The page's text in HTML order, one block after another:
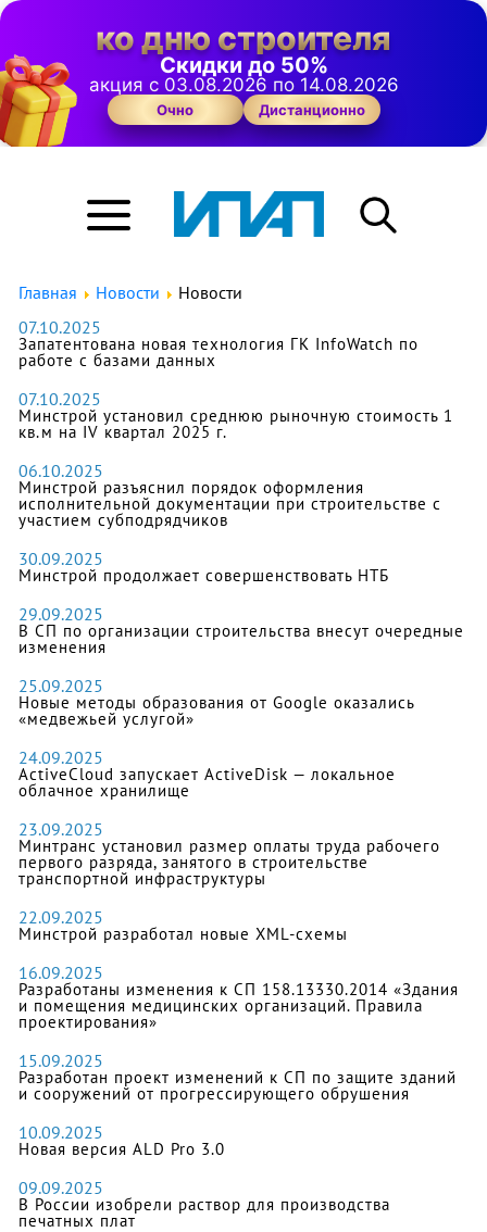
ко дню строителя
Скидки до 50%
акция с 03.08.2026 по 14.08.2026
Очно Дистанционно
Главная Новости
Новости
07.10.2025
Запатентована новая технология ГК InfoWatch по
работе с базами данных
07.10.2025
Минстрой установил среднюю рыночную стоимость 1
кв.м на IV квартал 2025 г.
06.10.2025
Минстрой разъяснил порядок оформления
исполнительной документации при строительстве с
участием субподрядчиков
30.09.2025
Минстрой продолжает совершенствовать НТБ
29.09.2025
В СП по организации строительства внесут очередные
изменения
25.09.2025
Новые методы образования от Google оказались
«медвежьей услугой»
24.09.2025
ActiveCloud запускает ActiveDisk — локальное
облачное хранилище
23.09.2025
Минтранс установил размер оплаты труда рабочего
первого разряда, занятого в строительстве
транспортной инфраструктуры
22.09.2025
Минстрой разработал новые XML-схемы
16.09.2025
Разработаны изменения к СП 158.13330.2014 «Здания
и помещения медицинских организаций. Правила
проектирования»
15.09.2025
Разработан проект изменений к СП по защите зданий
и сооружений от прогрессирующего обрушения
10.09.2025
Новая версия ALD Pro 3.0
09.09.2025
В России изобрели раствор для производства
печатных плат